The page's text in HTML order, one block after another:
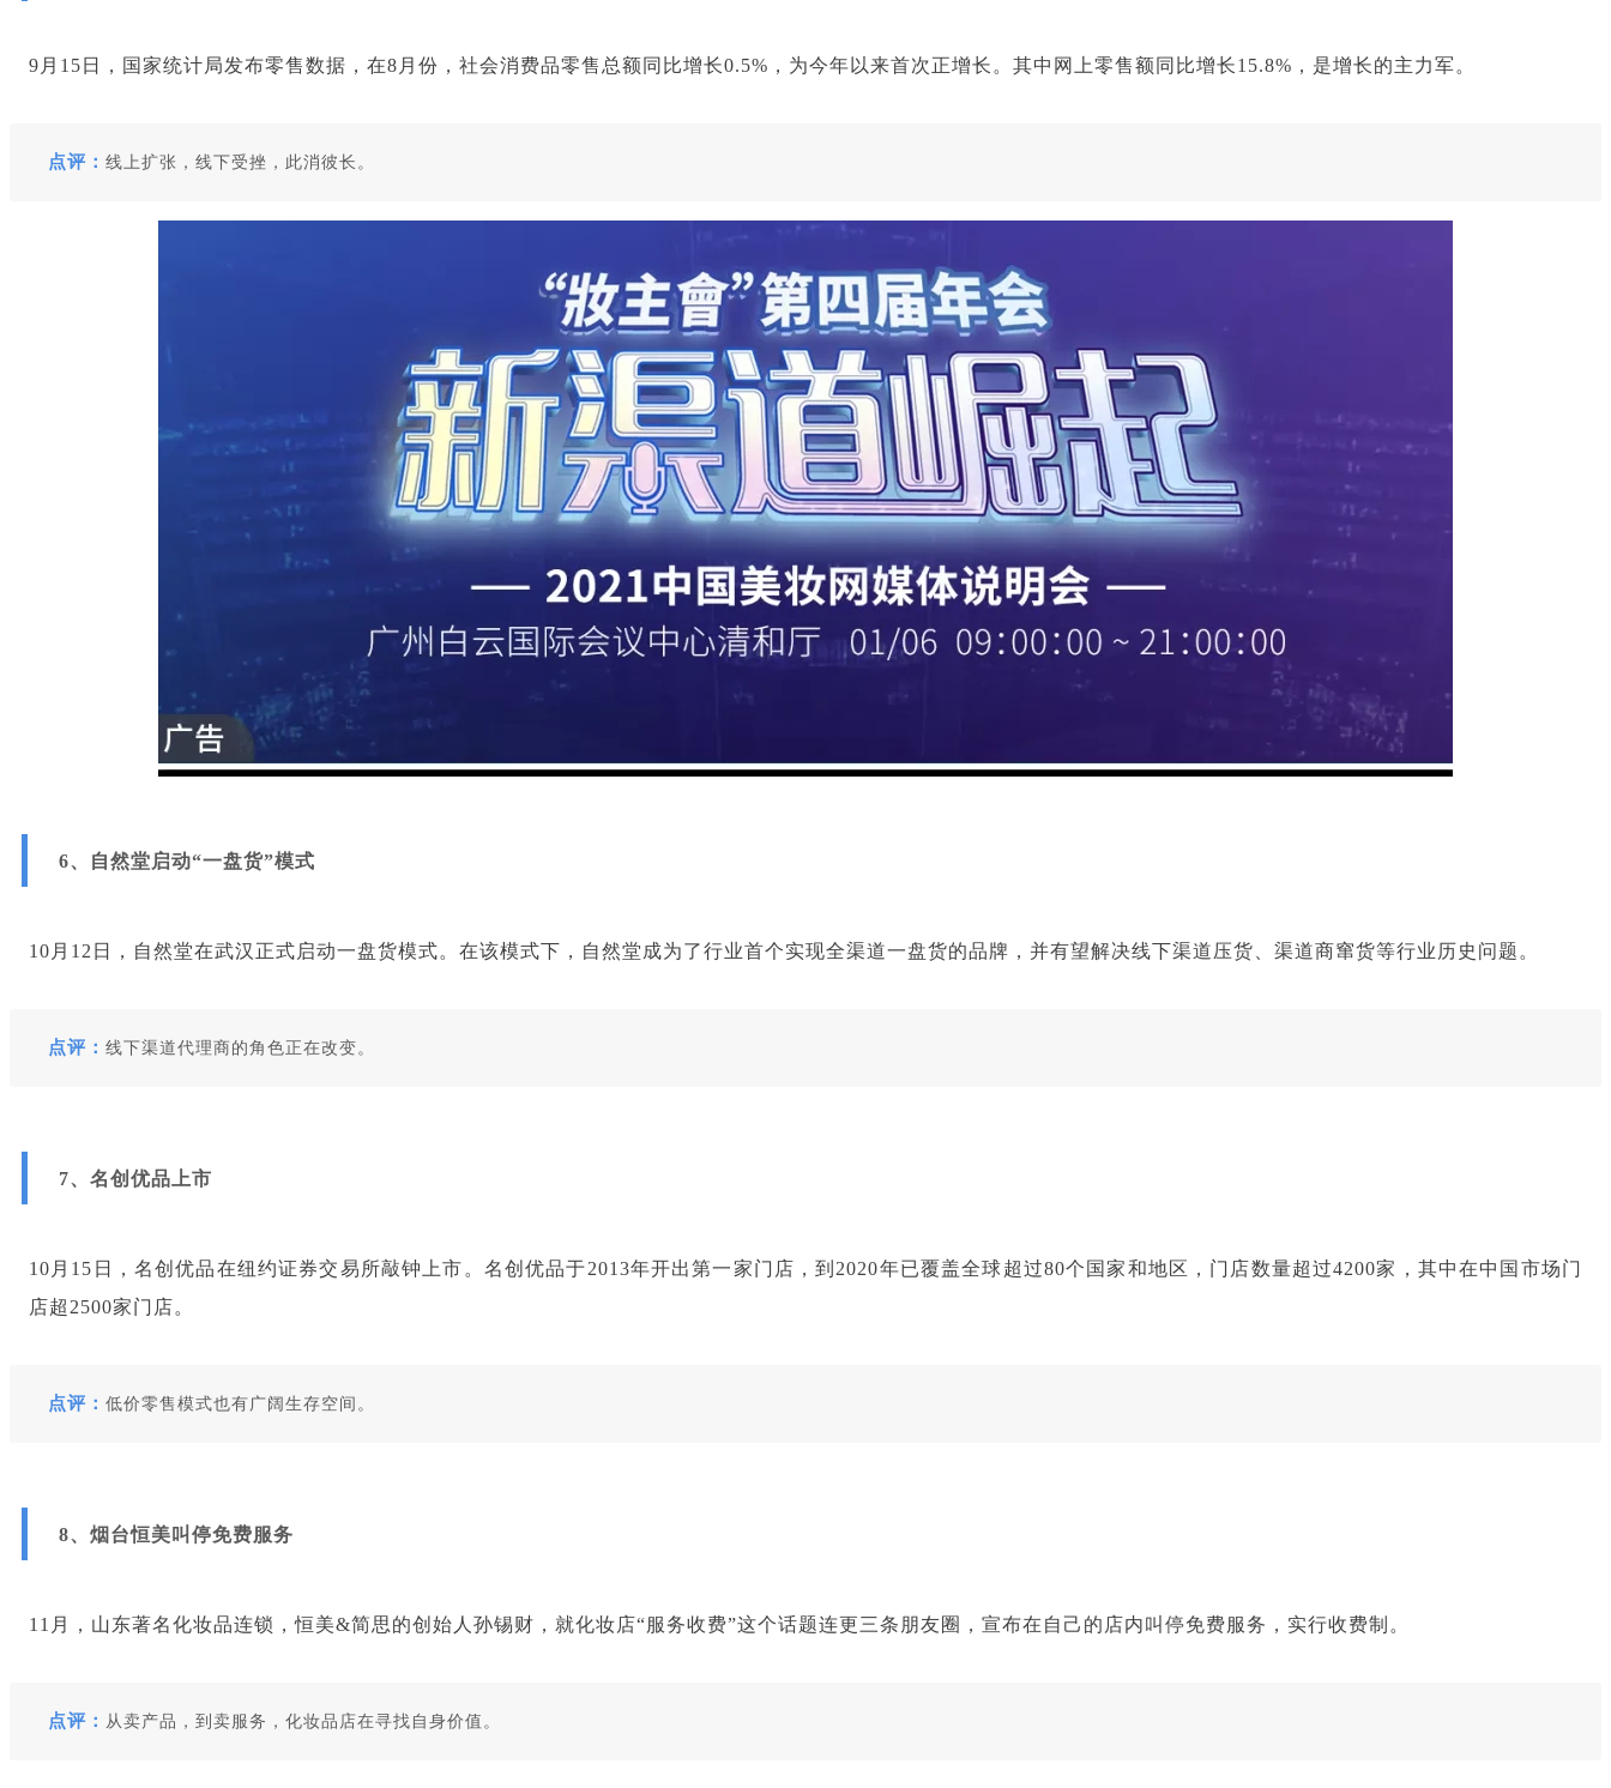
9月15日，国家统计局发布零售数据，在8月份，社会消费品零售总额同比增长0.5%，为今年以来首次正增长。其中网上零售额同比增长15.8%，是增长的主力军。
点评： 线上扩张，线下受挫，此消彼长。
6、自然堂启动“一盘货”模式
10月12日，自然堂在武汉正式启动一盘货模式。在该模式下，自然堂成为了行业首个实现全渠道一盘货的品牌，并有望解决线下渠道压货、渠道商窜货等行业历史问题。
点评： 线下渠道代理商的角色正在改变。
7、名创优品上市
10月15日，名创优品在纽约证券交易所敲钟上市。名创优品于2013年开出第一家门店，到2020年已覆盖全球超过80个国家和地区，门店数量超过4200家，其中在中国市场门
店超2500家门店。
点评： 低价零售模式也有广阔生存空间。
8、烟台恒美叫停免费服务
11月，山东著名化妆品连锁，恒美&简思的创始人孙锡财，就化妆店“服务收费”这个话题连更三条朋友圈，宣布在自己的店内叫停免费服务，实行收费制。
点评： 从卖产品，到卖服务，化妆品店在寻找自身价值。